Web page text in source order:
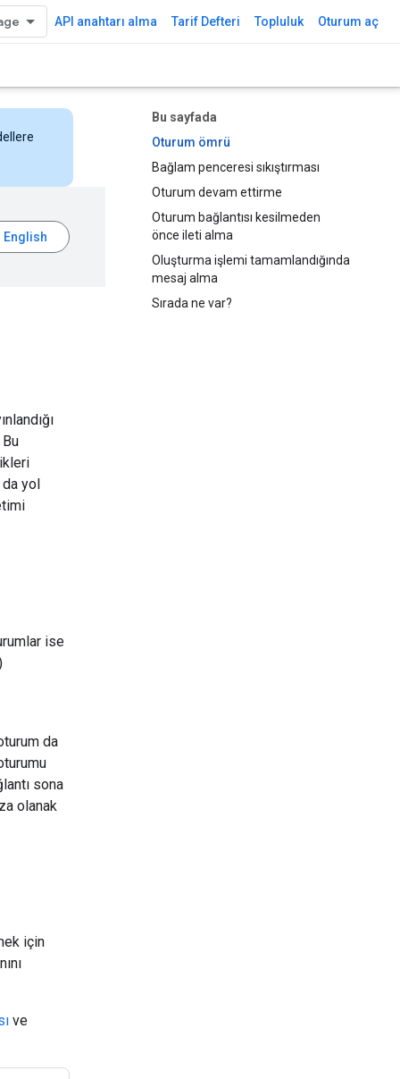
API anahtarı alma Tarif Defteri Topluluk Oturum aç
Bu sayfada
Oturum ömrü
Bağlam penceresi sıkıştırması
Oturum devam ettirme
Oturum bağlantısı kesilmeden
önce ileti alma
Oluşturma işlemi tamamlandığında
mesaj alma
Sırada ne var?
da yol
ise
da
sona
olanak
için
ve